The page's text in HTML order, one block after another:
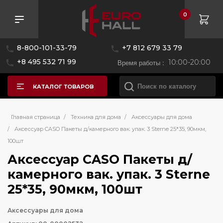
8-800-101-33-79
+7 812 679 33 79
+8 495 532 71 99
Время работы : 10:00-20:00
0
КАТАЛОГ ТОВАРОВ
Главная страница / Техника для дома /
Аксессуары для дома
/
Аксессуар CASO Пакеты д/камерного вак. упак. 3 Sterne 25*35, 90мкм,
100шт
Аксессуар CASO Пакеты д/
камерного вак. упак. 3 Sterne
25*35, 90мкм, 100шт
Аксессуары для дома